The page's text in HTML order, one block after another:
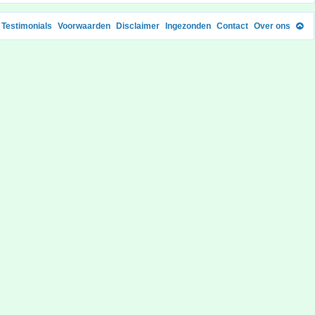
Testimonials Voorwaarden Disclaimer Ingezonden Contact Over ons